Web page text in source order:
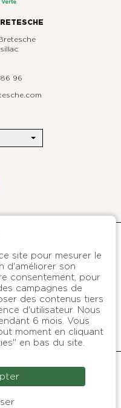
86 96
personnelles
de Vente
& RESORTS
/ Sabre : WB 30340 /
: WB NB15
de la Bretesche ©
site pour mesurer le
d'améliorer son
consentement, pour
campagnes de
des contenus tiers
d'utilisateur. Nous
6 mois. Vous
moment en cliquant
en bas du site.